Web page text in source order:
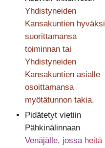
Yhdistyneiden
Kansakuntien hyväksi
suorittamansa
toiminnan tai
Yhdistyneiden
Kansakuntien asialle
osoittamansa
myötätunnon takia.
Pidätetyt vietiin
Pähkinälinnaan
Venäjälle, jossa heitä